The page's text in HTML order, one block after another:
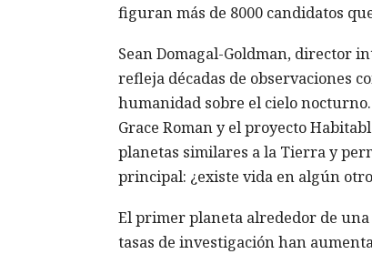
figuran más de 8000 candidatos
Sean Domagal-Goldman, director
refleja décadas de observaciones
humanidad sobre el cielo
Grace Roman y el proyecto
planetas similares a la Tierra y
principal: ¿existe vida en algún
El primer planeta alrededor de una
tasas de investigación han